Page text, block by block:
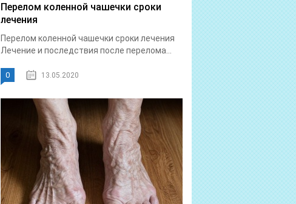
Перелом коленной чашечки сроки
лечения
Перелом коленной чашечки сроки лечения
Лечение и последствия после перелома...
0 13.05.2020